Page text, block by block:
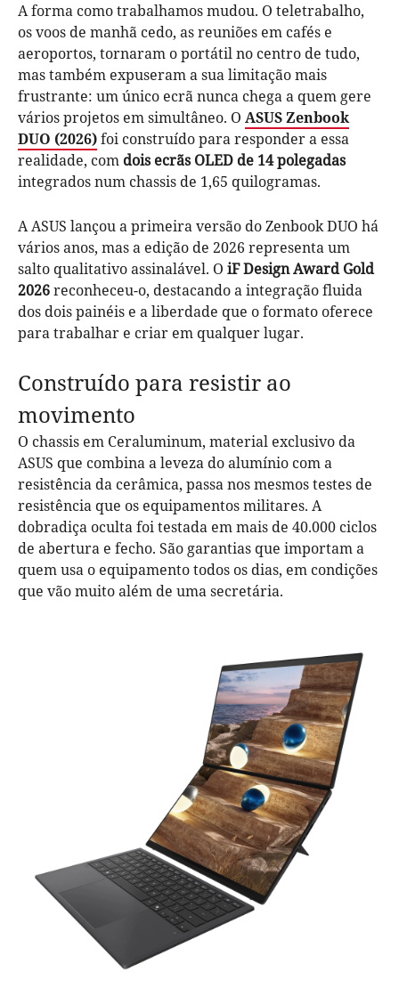
A forma como trabalhamos mudou. O teletrabalho,
os voos de manhã cedo, as reuniões em cafés e
aeroportos, tornaram o portátil no centro de tudo,
mas também expuseram a sua limitação mais
frustrante: um único ecrã nunca chega a quem gere
vários projetos em simultâneo. O ASUS Zenbook
DUO (2026)foi construído para responder a essa
realidade, com dois ecrãs OLED de 14 polegadas
integrados num chassis de 1,65 quilogramas.
A ASUS lançou a primeira versão do Zenbook DUO há
vários anos, mas a edição de 2026 representa um
salto qualitativo assinalável. O iF Design Award Gold
2026reconheceu-o, destacando a integração fluida
dos dois painéis e a liberdade que o formato oferece
para trabalhar e criar em qualquer lugar.
Construído para resistir ao
movimento
O chassis em Ceraluminum, material exclusivo da
ASUS que combina a leveza do alumínio com a
resistência da cerâmica, passa nos mesmos testes de
resistência que os equipamentos militares. A
dobradiça oculta foi testada em mais de 40.000 ciclos
de abertura e fecho. São garantias que importam a
quem usa o equipamento todos os dias, em condições
que vão muito além de uma secretária.